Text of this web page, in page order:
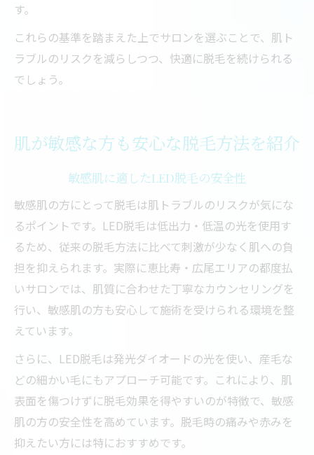
す。
これらの基準を踏まえた上でサロンを選ぶことで、肌ト
ラブルのリスクを減らしつつ、快適に脱毛を続けられる
でしょう。
肌が敏感な方も安心な脱毛方法を紹介
敏感肌に適したLED脱毛の安全性
敏感肌の方にとって脱毛は肌トラブルのリスクが気にな
るポイントです。LED脱毛は低出力・低温の光を使用す
るため、従来の脱毛方法に比べて刺激が少なく肌への負
担を抑えられます。実際に恵比寿・広尾エリアの都度払
いサロンでは、肌質に合わせた丁寧なカウンセリングを
行い、敏感肌の方も安心して施術を受けられる環境を整
えています。
さらに、LED脱毛は発光ダイオードの光を使い、産毛な
どの細かい毛にもアプローチ可能です。これにより、肌
表面を傷つけずに脱毛効果を得やすいのが特徴で、敏感
肌の方の安全性を高めています。脱毛時の痛みや赤みを
抑えたい方には特におすすめです。